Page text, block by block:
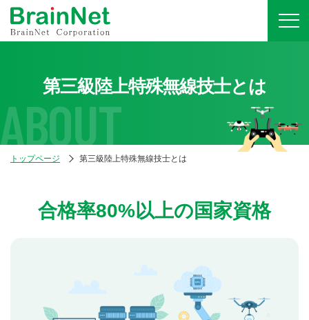
第三級陸上特殊無線技士とは
ABOUT
トップページ 第三級陸上特殊無線技士とは
合格率80%以上の国家資格